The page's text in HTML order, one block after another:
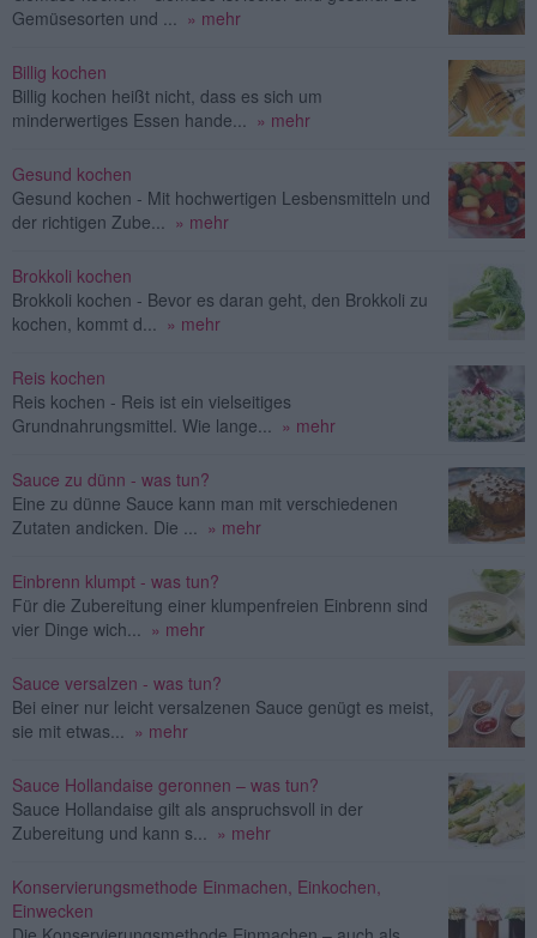
Gemüsesorten und ...
» mehr
Billig kochen
Billig kochen heißt nicht, dass es sich um
minderwertiges Essen hande...
» mehr
Gesund kochen
Gesund kochen - Mit hochwertigen Lesbensmitteln und
der richtigen Zube...
» mehr
Brokkoli kochen
Brokkoli kochen - Bevor es daran geht, den Brokkoli zu
kochen, kommt d...
» mehr
Reis kochen
Reis kochen - Reis ist ein vielseitiges
Grundnahrungsmittel. Wie lange...
» mehr
Sauce zu dünn - was tun?
Eine zu dünne Sauce kann man mit verschiedenen
Zutaten andicken. Die ...
» mehr
Einbrenn klumpt - was tun?
Für die Zubereitung einer klumpenfreien Einbrenn sind
vier Dinge wich...
» mehr
Sauce versalzen - was tun?
Bei einer nur leicht versalzenen Sauce genügt es meist,
sie mit etwas...
» mehr
Sauce Hollandaise geronnen – was tun?
Sauce Hollandaise gilt als anspruchsvoll in der
Zubereitung und kann s...
» mehr
Konservierungsmethode Einmachen, Einkochen,
Einwecken